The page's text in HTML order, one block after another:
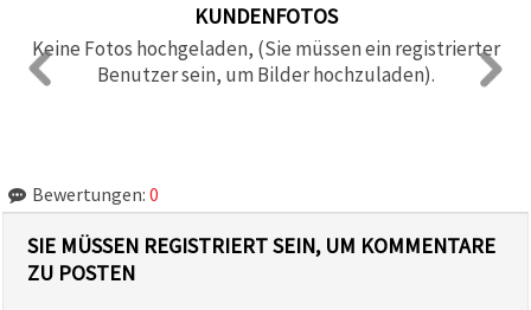
KUNDENFOTOS
Keine Fotos hochgeladen, (Sie müssen ein registrierter
Benutzer sein, um Bilder hochzuladen).
Bewertungen: 0
SIE MÜSSEN REGISTRIERT SEIN, UM KOMMENTARE
ZU POSTEN